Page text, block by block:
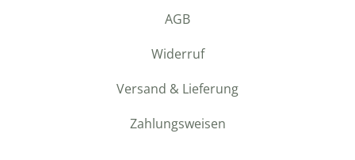
AGB
Widerruf
Versand & Lieferung
Zahlungsweisen